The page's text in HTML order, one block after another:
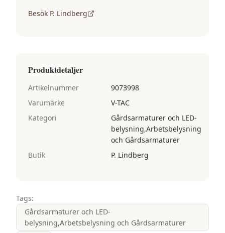
Besök P. Lindberg
Produktdetaljer
Artikelnummer
9073998
Varumärke
V-TAC
Kategori
Gårdsarmaturer och LED-
belysning,Arbetsbelysning
och Gårdsarmaturer
Butik
P. Lindberg
Tags:
Gårdsarmaturer och LED-
belysning,Arbetsbelysning och Gårdsarmaturer